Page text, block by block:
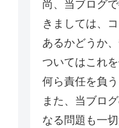
尚、当ブログ
きましては、
あるかどうか
ついてはこれ
何ら責任を負
また、当ブロ
なる問題も一